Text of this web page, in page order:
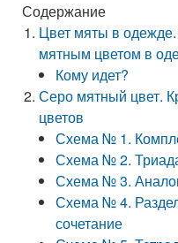
Содержание
Цвет мяты в
мятным цветом в
Кому идет?
Серо мятный цвет.
цветов
Схема № 1.
Схема № 2.
Схема № 3.
Схема № 4.
сочетание